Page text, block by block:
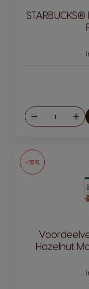
Verlagen
Hoeveelheid
-15%
Hazelnut